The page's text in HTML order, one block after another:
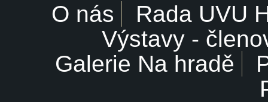
O nás
Rada UVU
Výstavy -
Galerie Na hradě